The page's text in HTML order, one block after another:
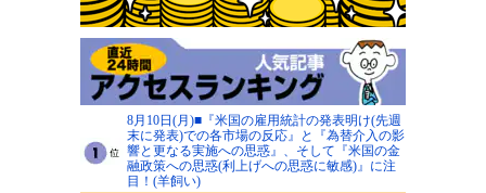
8月10日(月)■『米国の雇用統計の発表明け(先週
末に発表)での各市場の反応』と『為替介入の影
響と更なる実施への思惑』、そして『米国の金
融政策への思惑(利上げへの思惑に敏感)』に注
目！(羊飼い)